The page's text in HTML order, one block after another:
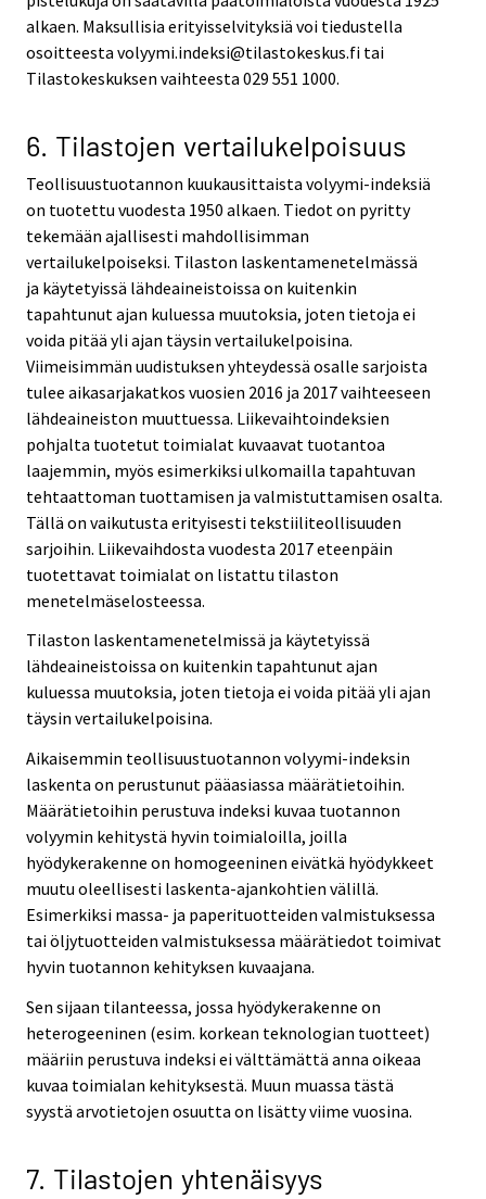
alkaen. Maksullisia erityisselvityksiä voi tiedustella
osoitteesta volyymi.indeksi@tilastokeskus.fi tai
Tilastokeskuksen vaihteesta 029 551 1000.
6. Tilastojen vertailukelpoisuus
Teollisuustuotannon kuukausittaista volyymi-indeksiä
on tuotettu vuodesta 1950 alkaen. Tiedot on pyritty
tekemään ajallisesti mahdollisimman
vertailukelpoiseksi. Tilaston laskentamenetelmässä
ja käytetyissä lähdeaineistoissa on kuitenkin
tapahtunut ajan kuluessa muutoksia, joten tietoja ei
voida pitää yli ajan täysin vertailukelpoisina.
Viimeisimmän uudistuksen yhteydessä osalle sarjoista
tulee aikasarjakatkos vuosien 2016 ja 2017 vaihteeseen
lähdeaineiston muuttuessa. Liikevaihtoindeksien
pohjalta tuotetut toimialat kuvaavat tuotantoa
laajemmin, myös esimerkiksi ulkomailla tapahtuvan
tehtaattoman tuottamisen ja valmistuttamisen osalta.
Tällä on vaikutusta erityisesti tekstiiliteollisuuden
sarjoihin. Liikevaihdosta vuodesta 2017 eteenpäin
tuotettavat toimialat on listattu tilaston
menetelmäselosteessa.
Tilaston laskentamenetelmissä ja käytetyissä
lähdeaineistoissa on kuitenkin tapahtunut ajan
kuluessa muutoksia, joten tietoja ei voida pitää yli ajan
täysin vertailukelpoisina.
Aikaisemmin teollisuustuotannon volyymi-indeksin
laskenta on perustunut pääasiassa määrätietoihin.
Määrätietoihin perustuva indeksi kuvaa tuotannon
volyymin kehitystä hyvin toimialoilla, joilla
hyödykerakenne on homogeeninen eivätkä hyödykkeet
muutu oleellisesti laskenta-ajankohtien välillä.
Esimerkiksi massa- ja paperituotteiden valmistuksessa
tai öljytuotteiden valmistuksessa määrätiedot toimivat
hyvin tuotannon kehityksen kuvaajana.
Sen sijaan tilanteessa, jossa hyödykerakenne on
heterogeeninen (esim. korkean teknologian tuotteet)
määriin perustuva indeksi ei välttämättä anna oikeaa
kuvaa toimialan kehityksestä. Muun muassa tästä
syystä arvotietojen osuutta on lisätty viime vuosina.
7. Tilastojen yhtenäisyys